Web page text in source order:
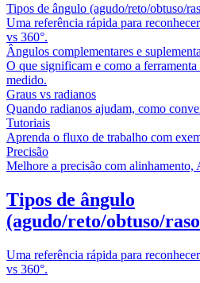
Tipos de ângulo (agudo/reto/obtuso/
Uma referência rápida para
vs 360°.
Ângulos complementares e
O que significam e como a
medido.
Graus vs radianos
Quando radianos ajudam, como
Tutoriais
Aprenda o fluxo de trabalho com
Precisão
Melhore a precisão com alinhamento,
Tipos de ângulo
(agudo/reto/obtuso/
Uma referência rápida para
vs 360°.